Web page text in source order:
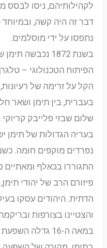
לקהילותיהם, ניסו לבסס
דבר זה היה קשה,
נתפסו על ידי מוסלמים.
בשנת 1872
הפיתוח הטכנולוגי –
הקל על זרימה של
בעברית, בין תימן ושאר
שלום שבזי פלייבק קריוקי
בעריה הגדולות של תימן
נפרדים מוקפים חומה.
התגוררו בכאלף ומאתיים
פיזורם הרב של יהודי
הדתית. היהודים עסקו
והצטיינו בצורפות
במאה ה-16 גדלה